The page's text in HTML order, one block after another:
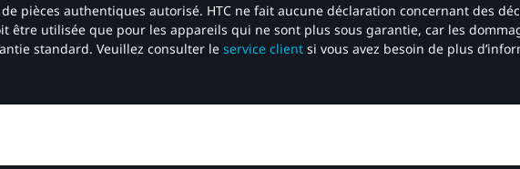
pièces authentiques autorisé. HTC ne fait aucune déclaration concernant des
être utilisée que pour les appareils qui ne sont plus sous garantie, car les
standard. Veuillez consulter le service client si vous avez besoin de plus